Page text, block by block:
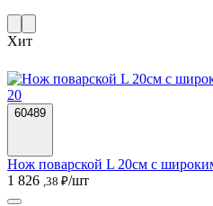
Хит
60489
Нож поварской L 20см с
1 826 ,38 ₽/шт